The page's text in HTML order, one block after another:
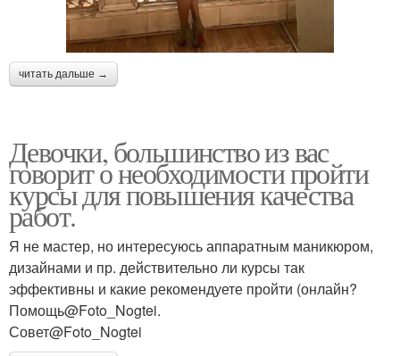
читать дальше →
Девочки, большинство из вас
говорит о необходимости пройти
курсы для повышения качества
работ.
Я не мастер, но интересуюсь аппаратным маникюром,
дизайнами и пр. действительно ли курсы так
эффективны и какие рекомендуете пройти (онлайн?
Помощь@Foto_Nogtei.
Совет@Foto_Nogtei